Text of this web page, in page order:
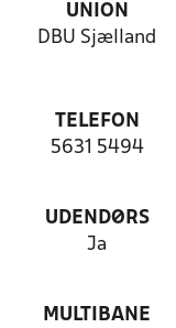
UNION
DBU Sjælland
TELEFON
5631 5494
UDENDØRS
Ja
MULTIBANE